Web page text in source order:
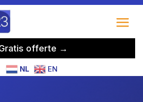
offerte →
NL EN